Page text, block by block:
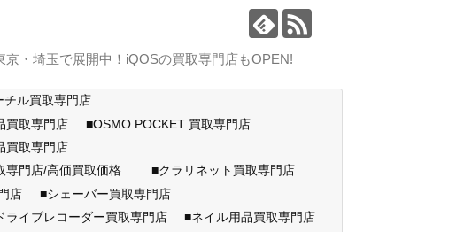
・埼玉で展開中！iQOSの買取専門店もOPEN!
チル買取専門店
買取専門店
■OSMO POCKET 買取専門店
買取専門店
専門店/高価買取価格
■クラリネット買取専門店
店
■シェーバー買取専門店
ライブレコーダー買取専門店
■ネイル用品買取専門店